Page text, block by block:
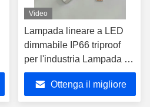
Video
Lampada lineare a LED
dimmabile IP66 triproof
per l'industria Lampada a
batteria di superficie
Montatura a tenuta a
vapore Lineare LED Light
Ottenga il migliore